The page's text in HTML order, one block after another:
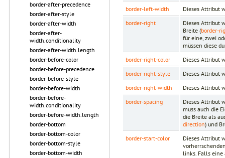
border-after-precedence
border-after-style
border-after-width
border-after-
width.conditionality
border-after-width.length
border-before-color
border-before-precedence
border-before-style
border-before-width
border-before-
width.conditionality
border-before-width.length
border-bottom
border-bottom-color
border-bottom-style
border-bottom-width
border-left-width
Dieses Attribut
border-right
Dieses Attribut
Breite (border-
für eine, zwei
müssen diese
border-right-color
Dieses Attribut
border-right-style
Dieses Attribut
border-right-width
Dieses Attribut
border-spacing
Dieses Attribut
muss auch die
die Breite als
direction) und
border-start-color
Dieses Attribut
links. Falls eine